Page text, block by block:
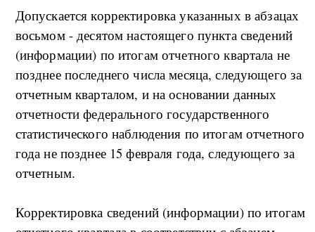
Допускается корректировка указанных в абзацах
восьмом - десятом настоящего пункта сведений
(информации) по итогам отчетного квартала не
позднее последнего числа месяца, следующего за
отчетным кварталом, и на основании данных
отчетности федерального государственного
статистического наблюдения по итогам отчетного
года не позднее 15 февраля года, следующего за
отчетным.
Корректировка сведений (информации) по итогам